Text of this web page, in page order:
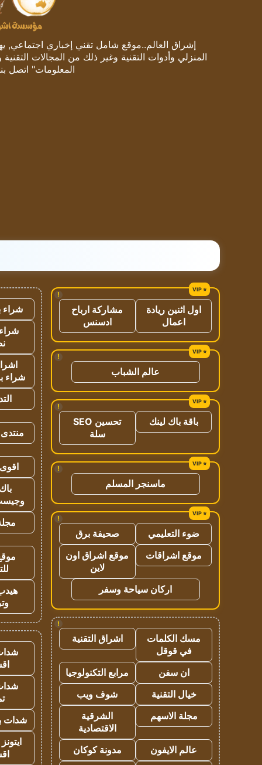
إشراق العالم..موقع شامل تقني إخباري اجتماعي,
المنزلي وأدوات التقنية وغير ذلك من المجالات
المعلومات" اتصل
!
اول اثنين ريادة
اعمال
مشاركة ارباح
ادسنس
!
عالم الشباب
!
باقة باك لينك
تحسين SEO
سلة
!
ماسنجر المسلم
!
ضوء التعليمي
صحيفة برق
موقع اشراقات
موقع اشراق اون
لاين
اركان سياحة وسفر
!
مسك الكلمات
في قوقل
اشراق التقنية
ان سفن
مرابع التكنولوجيا
خيال التقنية
شوف ويب
مجلة الاسهم
الشرقية
الاقتصادية
عالم الايفون
مدونة كوكان
شراء
شراء
شدات